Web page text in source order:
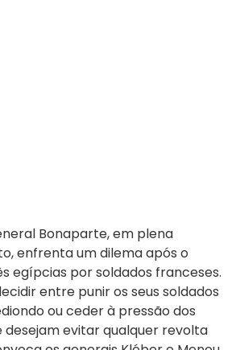
Bonaparte, em plena
enfrenta um dilema após o
egípcias por soldados franceses.
entre punir os seus soldados
ou ceder à pressão dos
desejam evitar qualquer revolta